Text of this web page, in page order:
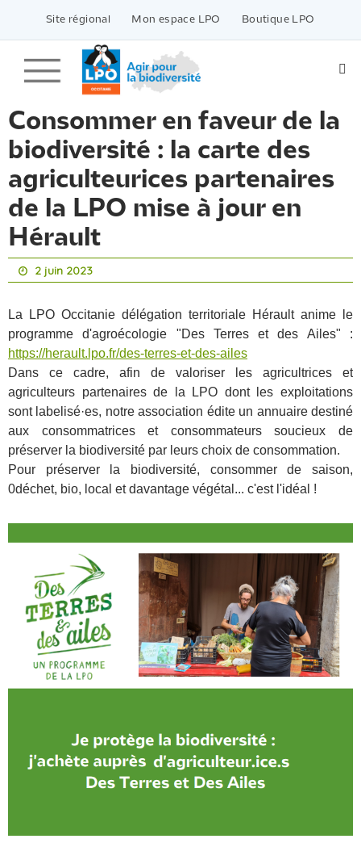
contenu
Site régional Mon espace LPO Boutique LPO
Consommer en faveur de la
biodiversité : la carte des
agriculteurices partenaires
de la LPO mise à jour en
Hérault
2 juin 2023
La LPO Occitanie délégation territoriale Hérault anime le
programme d'agroécologie "Des Terres et des Ailes" :
https://herault.lpo.fr/des-terres-et-des-ailes
Dans ce cadre, afin de valoriser les agricultrices et
agriculteurs partenaires de la LPO dont les exploitations
sont labelisé·es, notre association édite un annuaire destiné
aux consommatrices et consommateurs soucieux de
préserver la biodiversité par leurs choix de consommation.
Pour préserver la biodiversité, consommer de saison,
0déchet, bio, local et davantage végétal... c'est l'idéal !